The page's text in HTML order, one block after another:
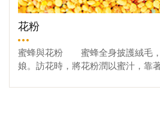
花粉
蜜蜂與花粉 蜜蜂全身披護絨毛，
娘。訪花時，將花粉潤以蜜汁，靠